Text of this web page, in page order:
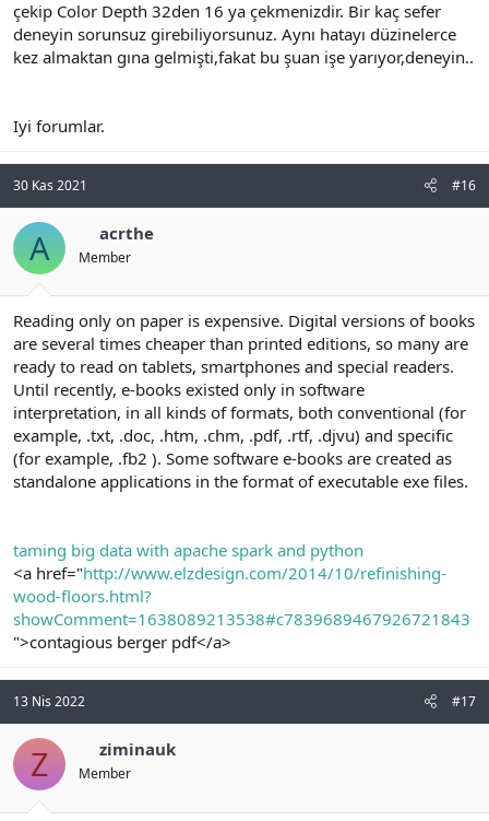
çekip Color Depth 32den 16 ya çekmenizdir. Bir kaç sefer
deneyin sorunsuz girebiliyorsunuz. Aynı hatayı düzinelerce
kez almaktan gına gelmişti,fakat bu şuan işe yarıyor,deneyin..
Iyi forumlar.
30 Kas 2021 #16
A acrthe
Member
Reading only on paper is expensive. Digital versions of books
are several times cheaper than printed editions, so many are
ready to read on tablets, smartphones and special readers.
Until recently, e-books existed only in software
interpretation, in all kinds of formats, both conventional (for
example, .txt, .doc, .htm, .chm, .pdf, .rtf, .djvu) and specific
(for example, .fb2 ). Some software e-books are created as
standalone applications in the format of executable exe files.
taming big data with apache spark and python
<a href="http://www.elzdesign.com/2014/10/refinishing-
wood-floors.html?
showComment=1638089213538#c7839689467926721843
">contagious berger pdf</a>
13 Nis 2022 #17
Z ziminauk
Member